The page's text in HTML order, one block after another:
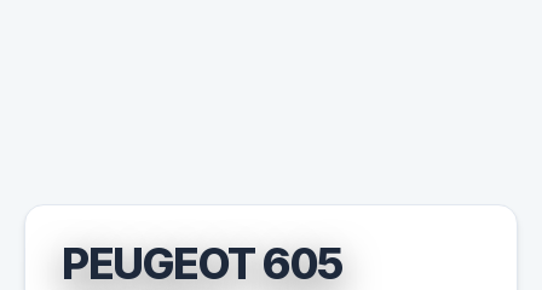
PEUGEOT 605